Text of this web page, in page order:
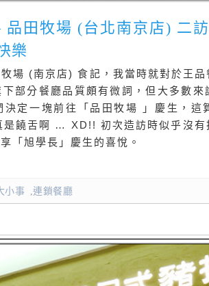
田牧場 (台北南京店) 二
樂
場 (南京店) 食記，我當時就對於王品
部分餐廳品質頗有微詞，但大多數來
決定一塊前往「品田牧場 」慶生，這
饒舌啊 … XD!! 初次造訪時似乎沒有
「旭學長」慶生的喜悅。
小事 ,連鎖餐廳